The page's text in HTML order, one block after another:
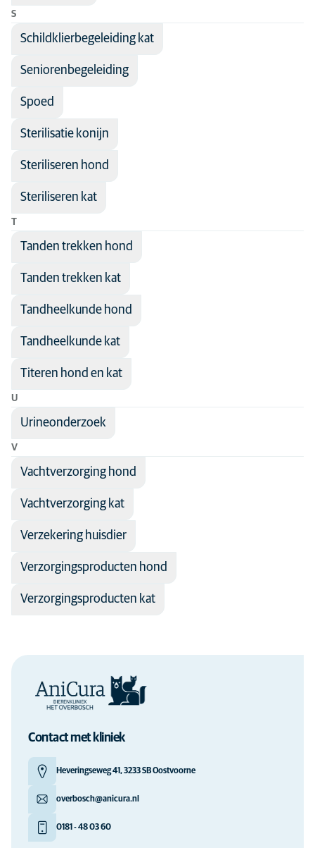
S
Schildklierbegeleiding kat
Seniorenbegeleiding
Spoed
Sterilisatie konijn
Steriliseren hond
Steriliseren kat
T
Tanden trekken hond
Tanden trekken kat
Tandheelkunde hond
Tandheelkunde kat
Titeren hond en kat
U
Urineonderzoek
V
Vachtverzorging hond
Vachtverzorging kat
Verzekering huisdier
Verzorgingsproducten hond
Verzorgingsproducten kat
Contact met kliniek
Heveringseweg 41, 3233 SB Oostvoorne
overbosch@anicura.nl
0181 - 48 03 60